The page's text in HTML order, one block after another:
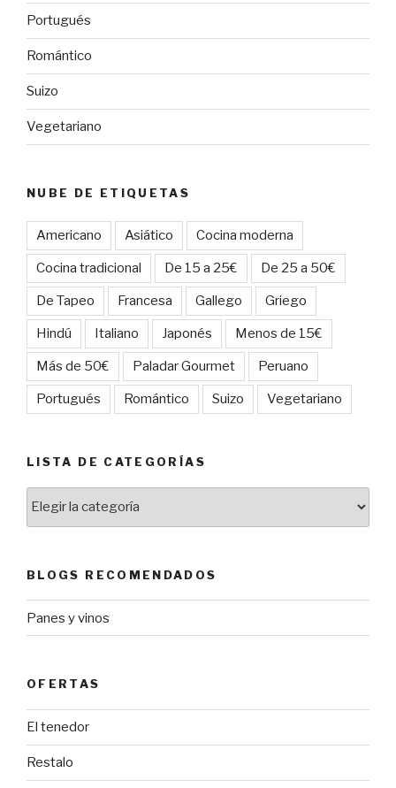
Portugués
Romántico
Suizo
Vegetariano
NUBE DE ETIQUETAS
Americano Asiático Cocina moderna
Cocina tradicional De 15 a 25€ De 25 a 50€
De Tapeo Francesa Gallego Griego
Hindú Italiano Japonés Menos de 15€
Más de 50€ Paladar Gourmet Peruano
Portugués Romántico Suizo Vegetariano
LISTA DE CATEGORÍAS
BLOGS RECOMENDADOS
Panes y vinos
OFERTAS
El tenedor
Restalo